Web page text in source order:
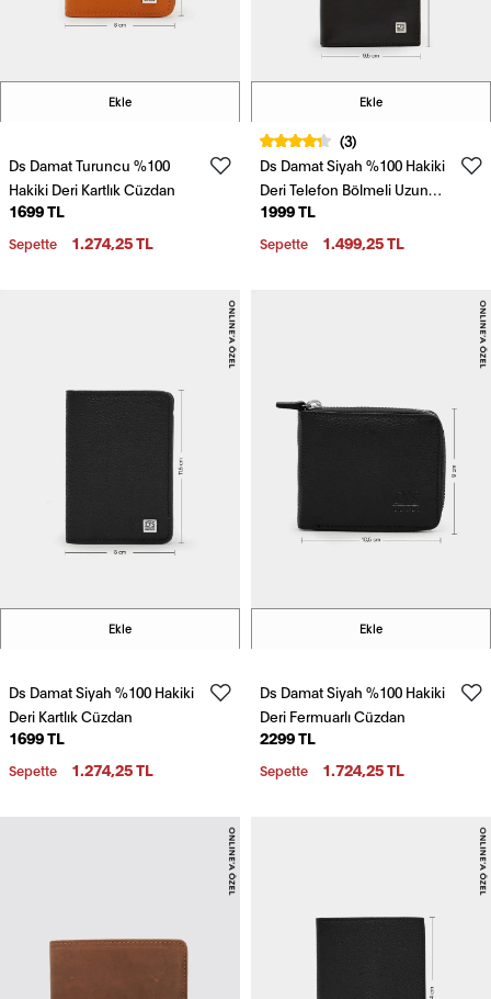
Ekle
Ds Damat Turuncu %100
Hakiki Deri Kartlık Cüzdan
1699 TL
Sepette 1.274,25 TL
Ekle
(3)
Ds Damat Siyah %100 Hakiki
Deri Telefon Bölmeli Uzun
Cüzdan
1999 TL
Sepette 1.499,25 TL
Ekle
Ds Damat Siyah %100 Hakiki
Deri Kartlık Cüzdan
1699 TL
Sepette 1.274,25 TL
Ekle
Ds Damat Siyah %100 Hakiki
Deri Fermuarlı Cüzdan
2299 TL
Sepette 1.724,25 TL